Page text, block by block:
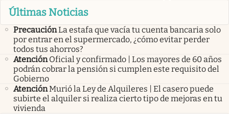
Últimas Noticias
PrecauciónLa estafa que vacía tu cuenta bancaria solo
por entrar en el supermercado, ¿cómo evitar perder
todos tus ahorros?
Atención Oficial y confirmado | Los mayores de 60 años
podrán cobrar la pensión si cumplen este requisito del
Gobierno
AtenciónMurió la Ley de Alquileres | El casero puede
subirte el alquiler si realiza cierto tipo de mejoras en tu
vivienda